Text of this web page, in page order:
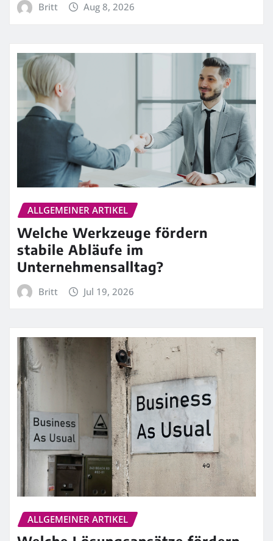
Britt Aug 8, 2026
ALLGEMEINER ARTIKEL
Welche Werkzeuge fördern
stabile Abläufe im
Unternehmensalltag?
Britt Jul 19, 2026
ALLGEMEINER ARTIKEL